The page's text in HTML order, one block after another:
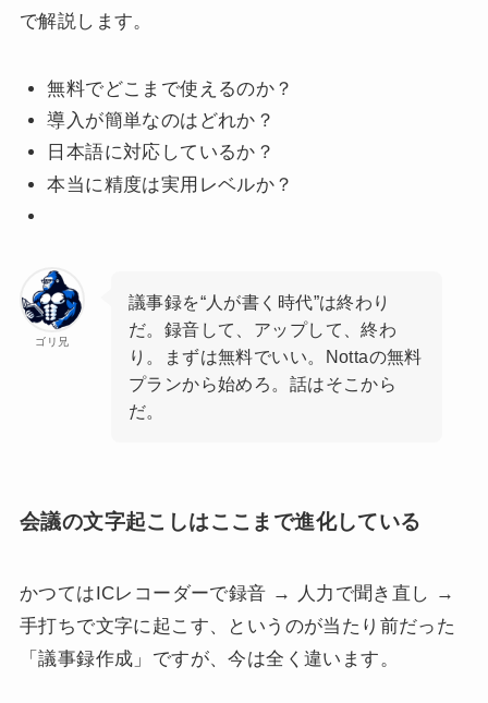
で解説します。
無料でどこまで使えるのか？
導入が簡単なのはどれか？
日本語に対応しているか？
本当に精度は実用レベルか？
ゴリ兄
議事録を“人が書く時代”は終わり
だ。録音して、アップして、終わ
り。まずは無料でいい。Nottaの無料
プランから始めろ。話はそこから
だ。
会議の文字起こしはここまで進化している
かつてはICレコーダーで録音 → 人力で聞き直し →
手打ちで文字に起こす、というのが当たり前だった
「議事録作成」ですが、今は全く違います。